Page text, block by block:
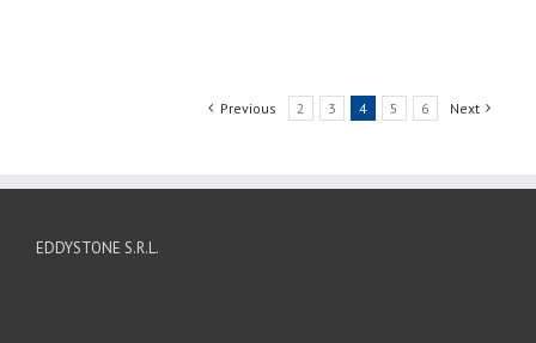
Previous 2 3 4 5 6 Next
EDDYSTONE S.R.L.